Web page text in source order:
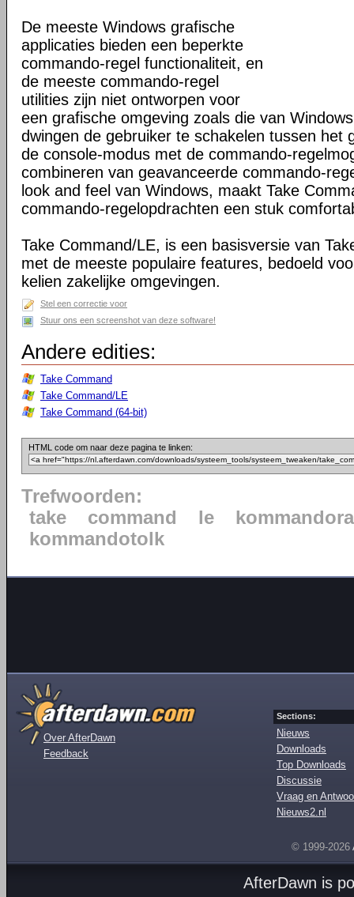
De meeste Windows grafische
applicaties bieden een beperkte
commando-regel functionaliteit, en
de meeste commando-regel
utilities zijn niet ontworpen voor
een grafische omgeving zoals die van
dwingen de gebruiker te schakelen tussen het
de console-modus met de commando-
combineren van geavanceerde commando-
look and feel van Windows, maakt Take
commando-regelopdrachten een stuk
Take Command/LE, is een basisversie van
met de meeste populaire features, bedoeld
kelien zakelijke omgevingen.
Stel een correctie voor
Stuur ons een screenshot van deze software!
Andere edities:
Take Command
Take Command/LE
Take Command (64-bit)
HTML code om naar deze pagina te linken:
Trefwoorden:
take
command le
kommandotolk
Over AfterDawn
Feedback
Sections:
Nieuws
Downloads
Top Downloads
Discussie
Vraag en
Nieuws2.nl
© 1999-2026
AfterDawn is